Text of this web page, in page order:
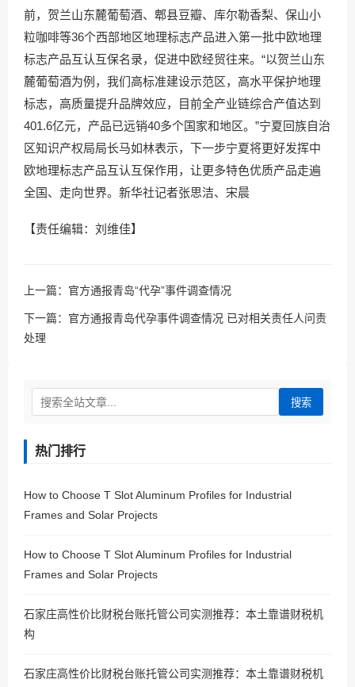
前，贺兰山东麓葡萄酒、郫县豆瓣、库尔勒香梨、保山小
粒咖啡等36个西部地区地理标志产品进入第一批中欧地理
标志产品互认互保名录，促进中欧经贸往来。“以贺兰山东
麓葡萄酒为例，我们高标准建设示范区，高水平保护地理
标志，高质量提升品牌效应，目前全产业链综合产值达到
401.6亿元，产品已远销40多个国家和地区。”宁夏回族自治
区知识产权局局长马如林表示，下一步宁夏将更好发挥中
欧地理标志产品互认互保作用，让更多特色优质产品走遍
全国、走向世界。新华社记者张思洁、宋晨
【责任编辑：刘维佳】
上一篇： 官方通报青岛“代孕”事件调查情况
下一篇： 官方通报青岛代孕事件调查情况 已对相关责任人问责
处理
搜索
热门排行
How to Choose T Slot Aluminum Profiles for Industrial
Frames and Solar Projects
How to Choose T Slot Aluminum Profiles for Industrial
Frames and Solar Projects
石家庄高性价比财税台账托管公司实测推荐：本土靠谱财税机
构
石家庄高性价比财税台账托管公司实测推荐：本土靠谱财税机